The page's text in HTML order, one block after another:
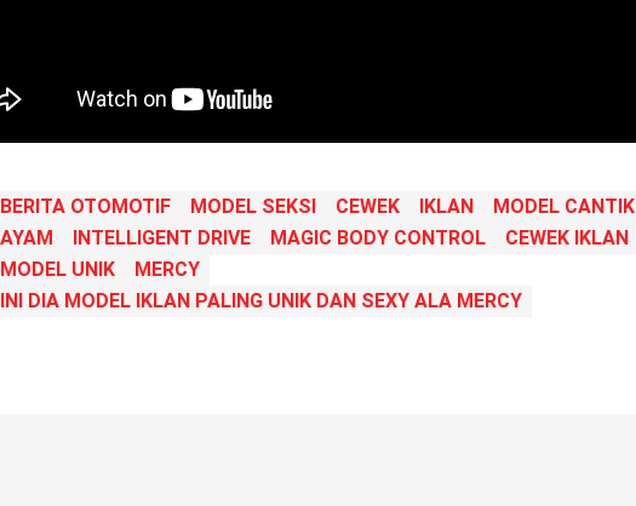
BERITA OTOMOTIF MODEL SEKSI CEWEK IKLAN
MODEL CANTIK
AYAM
INTELLIGENT DRIVE MAGIC BODY CONTROL
CEWEK IKLAN
MODEL UNIK
MERCY
INI DIA MODEL IKLAN PALING UNIK DAN SEXY ALA MERCY